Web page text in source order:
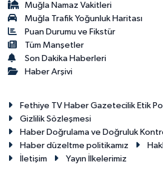
Muğla Namaz Vakitleri
Muğla Trafik Yoğunluk Haritası
Puan Durumu ve Fikstür
Tüm Manşetler
Son Dakika Haberleri
Haber Arşivi
Fethiye TV Haber Gazetecilik Etik
Gizlilik Sözleşmesi
Haber Doğrulama ve Doğruluk
Haber düzeltme politikamız
İletişim
Yayın İlkelerimiz